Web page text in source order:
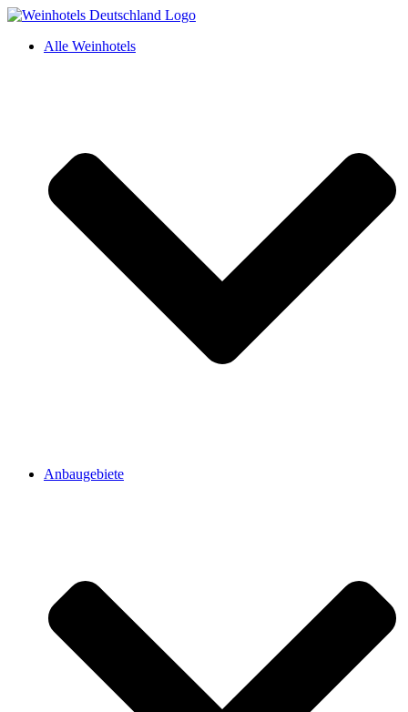
Alle Weinhotels
Anbaugebiete